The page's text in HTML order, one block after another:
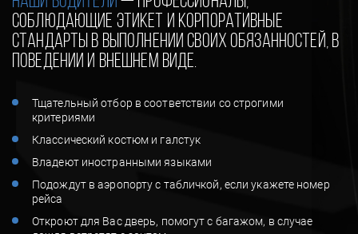
соблюдающие этикет и корпоративные
стандарты в выполнении своих обязанностей, в
поведении и внешнем виде.
Тщательный отбор в соответствии со строгими
критериями
Классический костюм и галстук
Владеют иностранными языками
Подождут в аэропорту с табличкой, если укажете номер
рейса
Откроют для Вас дверь, помогут с багажом, в случае